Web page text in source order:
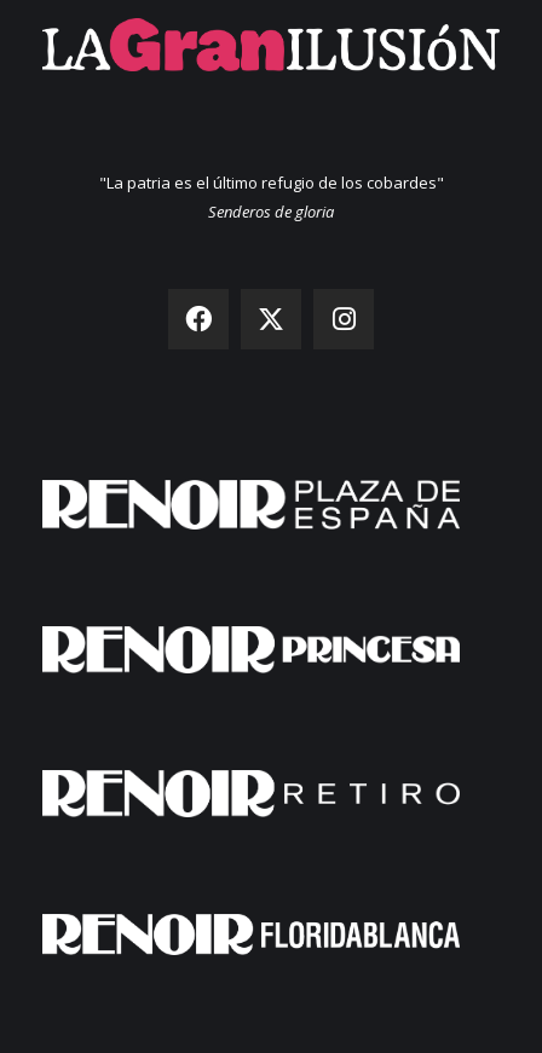
"La patria es el último refugio de los cobardes"
Senderos de gloria